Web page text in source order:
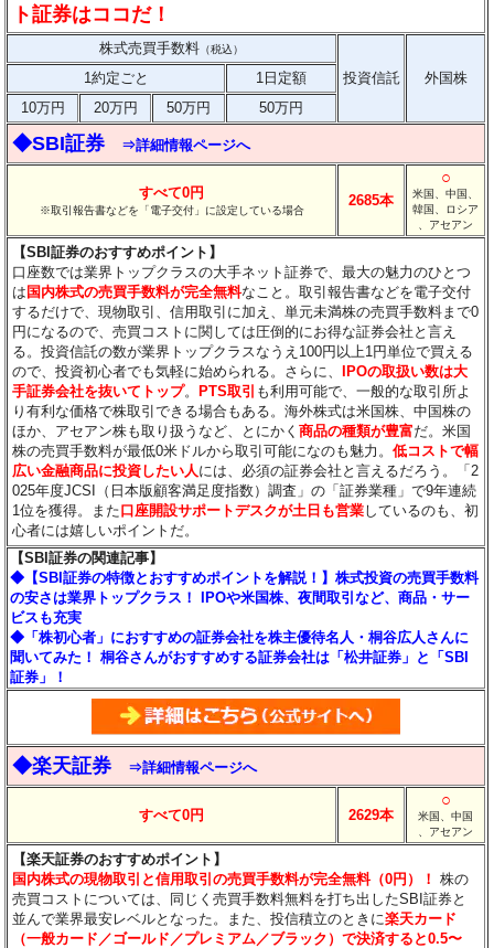
ト証券はココだ！
株式売買手数料 （税込）
投資信託 外国株
1約定ごと
1日定額
10万円
20万円 50万円 50万円
◆SBI証券 ⇒詳細情報ページへ
すべて0円
※取引報告書などを「電子交付」に設定している場合
2685本
○
米国、中国、
韓国、ロシア
、アセアン
【SBI証券のおすすめポイント】
口座数では業界トップクラスの大手ネット証券で、最大の魅力のひとつ
は国内株式の売買手数料が完全無料なこと。取引報告書などを電子交付
するだけで、現物取引、信用取引に加え、単元未満株の売買手数料まで0
円になるので、売買コストに関しては圧倒的にお得な証券会社と言え
る。投資信託の数が業界トップクラスなうえ100円以上1円単位で買える
ので、投資初心者でも気軽に始められる。さらに、IPOの取扱い数は大
手証券会社を抜いてトップ。PTS取引 も利用可能で、一般的な取引所よ
り有利な価格で株取引できる場合もある。海外株式は米国株、中国株の
ほか、アセアン株も取り扱うなど、とにかく商品の種類が豊富だ。米国
株の売買手数料が最低0米ドルから取引可能になのも魅力。低コストで幅
広い金融商品に投資したい人 には、必須の証券会社と言えるだろう。「2
025年度JCSI（日本版顧客満足度指数）調査」の「証券業種」で9年連続
1位を獲得。また口座開設サポートデスクが土日も営業しているのも、初
心者には嬉しいポイントだ。
【SBI証券の関連記事】
◆【SBI証券の特徴とおすすめポイントを解説！】株式投資の売買手数料
の安さは業界トップクラス！ IPOや米国株、夜間取引など、商品・サー
ビスも充実
◆「株初心者」におすすめの証券会社を株主優待名人・桐谷広人さんに
聞いてみた！ 桐谷さんがおすすめする証券会社は「松井証券」と「SBI
証券」！
◆楽天証券 ⇒詳細情報ページへ
すべて0円 2629本
○
米国、中国
、アセアン
【楽天証券のおすすめポイント】
国内株式の現物取引と信用取引の売買手数料が完全無料（0円）！ 株の
売買コストについては、同じく売買手数料無料を打ち出したSBI証券と
並んで業界最安レベルとなった。また、投信積立のときに楽天カード
（一般カード／ゴールド／プレミアム／ブラック）で決済すると0.5〜